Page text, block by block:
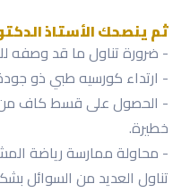
ثم ينصحك الأستاذ
- ضرورة تناول ما قد وصفه
- ارتداء كورسيه طبي ذو
- الحصول على قسط كاف من
خطيرة.
- محاولة ممارسة رياضة
تناول العديد من السوائل